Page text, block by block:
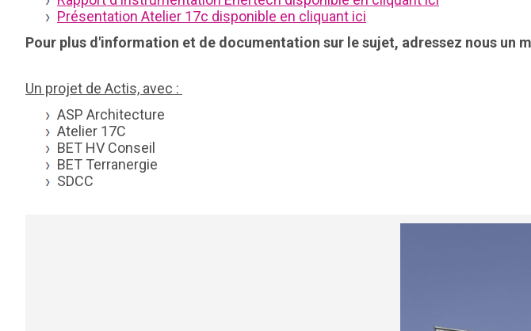
Présentation Atelier 17c disponible en cliquant ici
Pour plus d'information et de documentation sur le sujet, adressez nous un
Un projet de Actis, avec :
ASP Architecture
Atelier 17C
BET HV Conseil
BET Terranergie
SDCC